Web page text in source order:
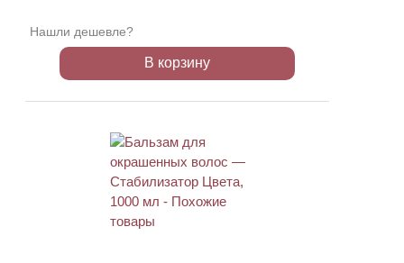
Нашли дешевле?
В корзину